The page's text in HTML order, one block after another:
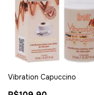
Vibration Capuccino